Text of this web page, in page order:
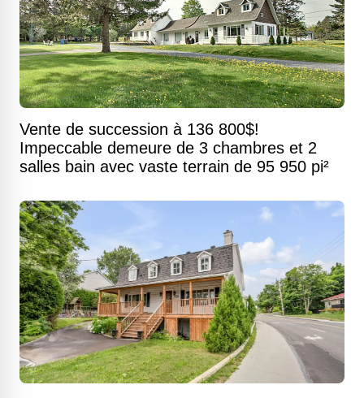
Vente de succession à 136 800$!
Impeccable demeure de 3 chambres et 2
salles bain avec vaste terrain de 95 950 pi²